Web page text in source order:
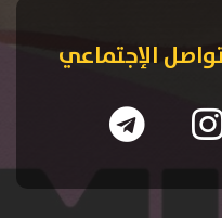
الإجتماعي